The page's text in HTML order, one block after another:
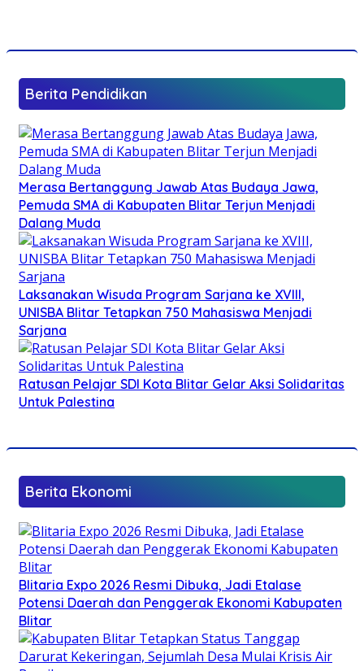
Berita Pendidikan
Merasa Bertanggung Jawab Atas Budaya Jawa,
Pemuda SMA di Kabupaten Blitar Terjun Menjadi
Dalang Muda
Laksanakan Wisuda Program Sarjana ke XVIII,
UNISBA Blitar Tetapkan 750 Mahasiswa Menjadi
Sarjana
Ratusan Pelajar SDI Kota Blitar Gelar Aksi Solidaritas
Untuk Palestina
Berita Ekonomi
Blitaria Expo 2026 Resmi Dibuka, Jadi Etalase
Potensi Daerah dan Penggerak Ekonomi Kabupaten
Blitar